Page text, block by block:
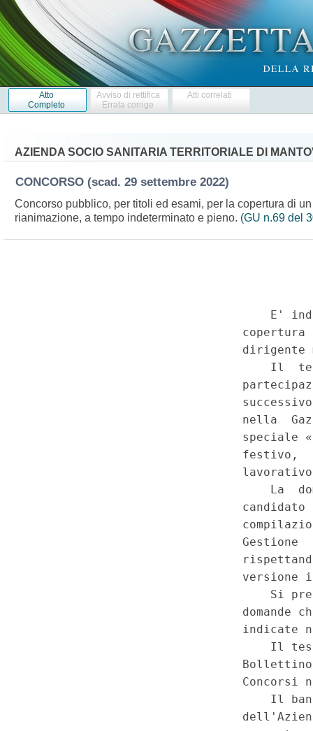
Atto
Completo
Avviso di rettifica
Errata corrige
Atti correlati
AZIENDA SOCIO SANITARIA TERRITORIALE DI
CONCORSO (scad. 29 settembre 2022)
Concorso pubblico, per titoli ed esami, per la copertura di
rianimazione, a tempo indeterminato e pieno. (GU n.69 del